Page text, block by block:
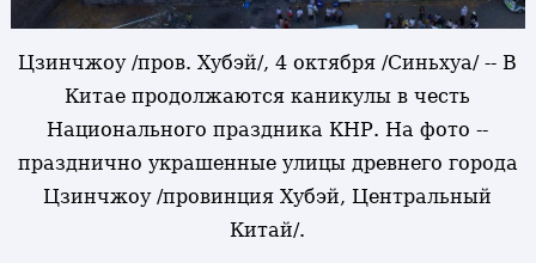
Цзинчжоу /пров. Хубэй/, 4 октября /Синьхуа/ -- В
Китае продолжаются каникулы в честь
Национального праздника КНР. На фото --
празднично украшенные улицы древнего города
Цзинчжоу /провинция Хубэй, Центральный
Китай/.